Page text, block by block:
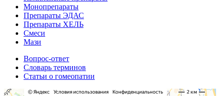
Монопрепараты
Препараты ЭДАС
Препараты ХЕЛЬ
Смеси
Мази
Вопрос-ответ
Словарь терминов
Статьи о гомеопатии